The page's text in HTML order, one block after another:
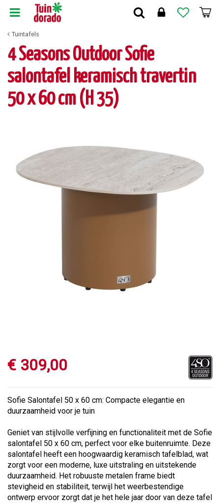
Tuintafels
4 Seasons Outdoor Sofie
salontafel keramisch travertin
50 x 60 cm (H 35)
€ 309,00
Sofie Salontafel 50 x 60 cm: Compacte elegantie en
duurzaamheid voor je tuin
Geniet van stijlvolle verfijning en functionaliteit met de Sofie
salontafel 50 x 60 cm, perfect voor elke buitenruimte. Deze
salontafel heeft een hoogwaardig keramisch tafelblad, wat
zorgt voor een moderne, luxe uitstraling en uitstekende
duurzaamheid. Het robuuste metalen frame biedt
stevigheid en stabiliteit, terwijl het weerbestendige
ontwerp ervoor zorgt dat je het hele jaar door van deze tafel